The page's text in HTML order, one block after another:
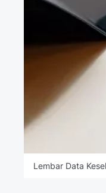
Lembar Data